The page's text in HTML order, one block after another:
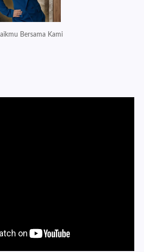
Bersama Kami